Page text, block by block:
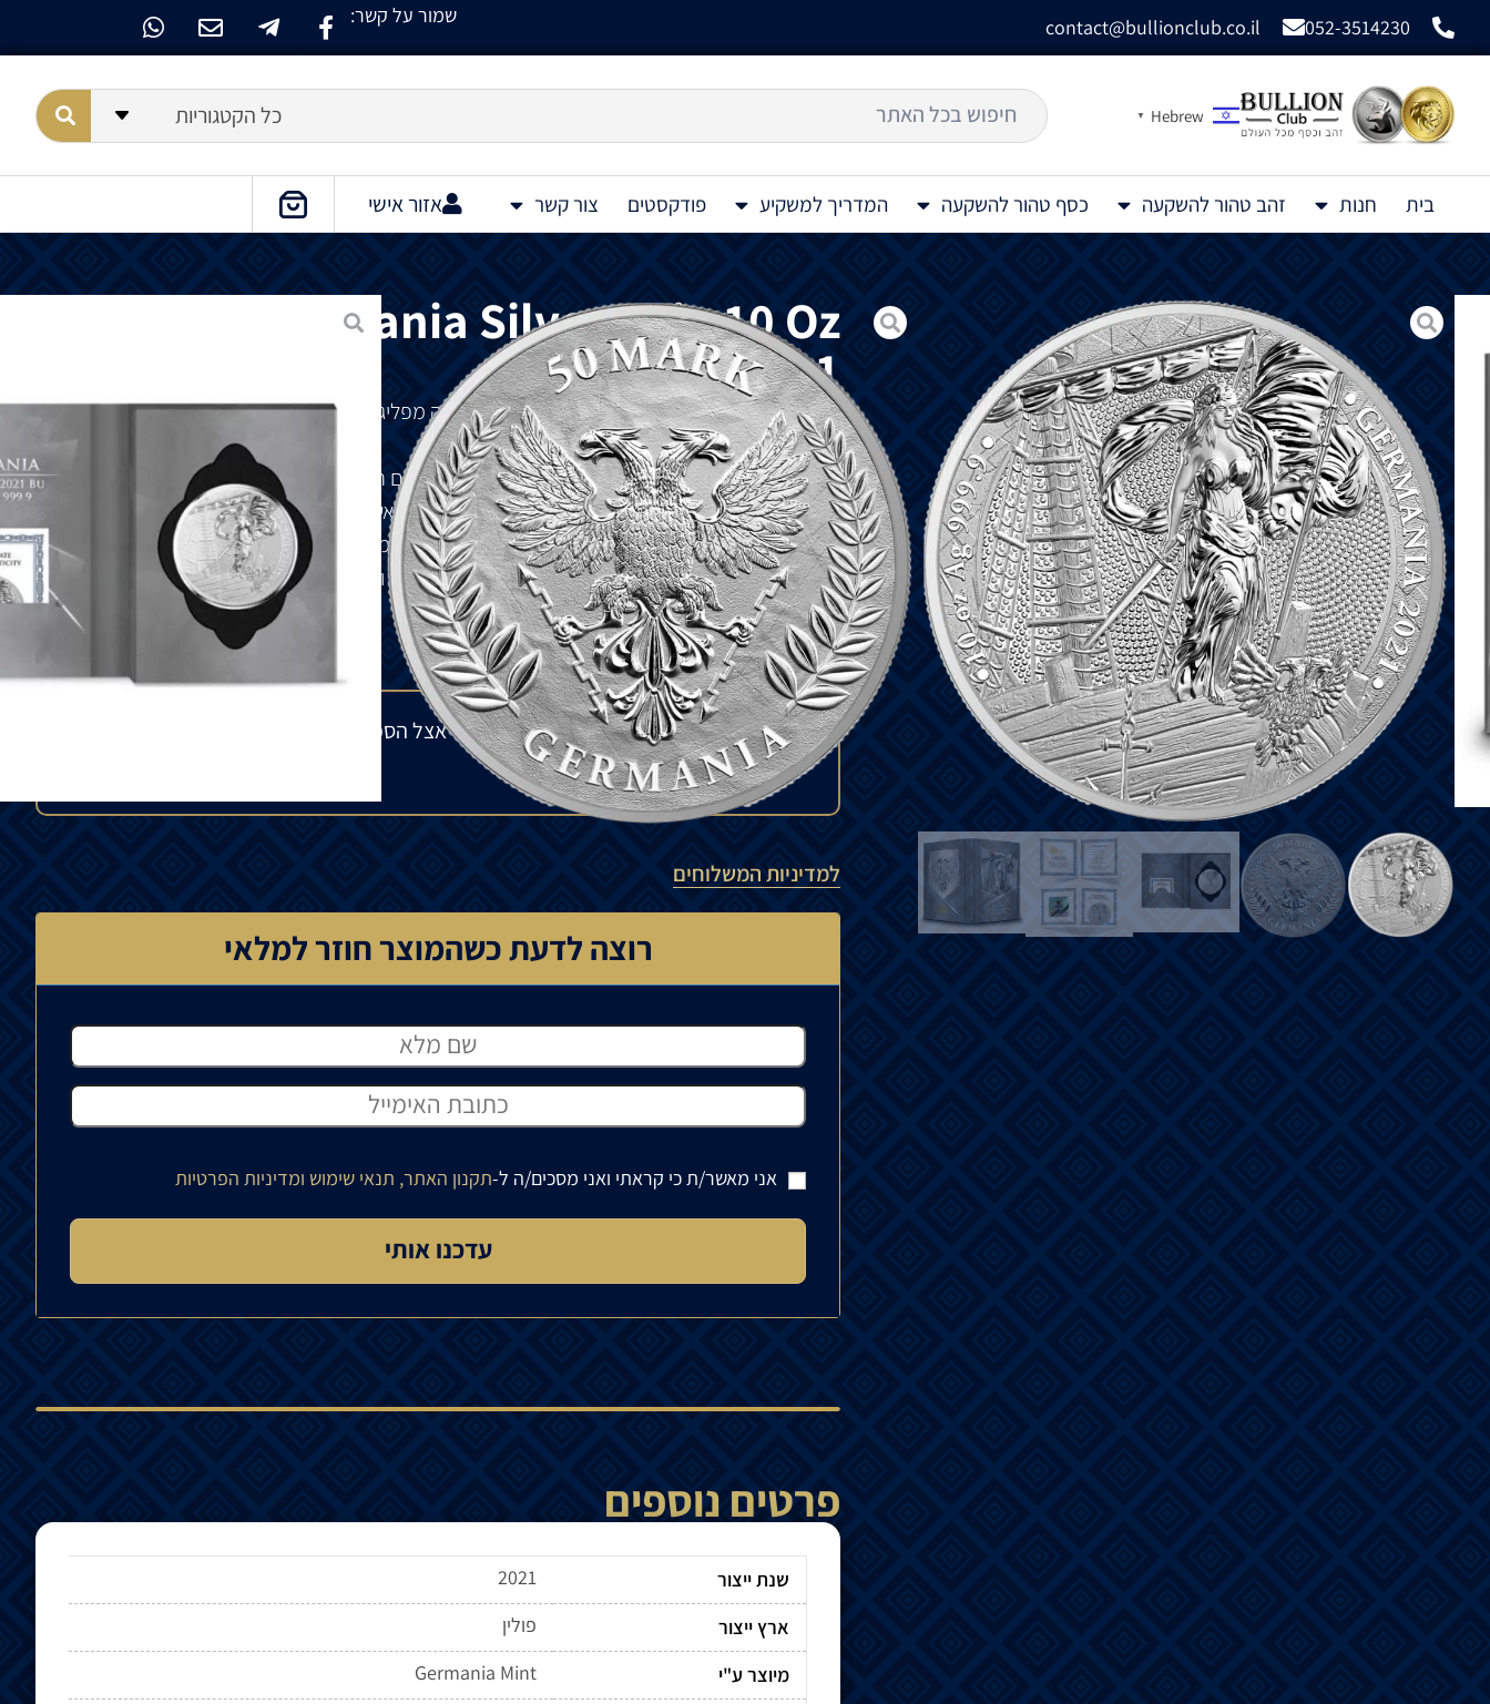
052-3514230
contact@bullionclub.co.il שמור על קשר:
Hebrew
▼ כל הקטגוריות
בית חנות זהב טהור להשקעה כסף טהור להשקעה המדריך למשקיע פודקסטים צור קשר אזור אישי
Lady Germania Silver Coin 10 Oz
2021
מטבע כסף Lady Germania 10 Oz 2021 – הגיבורה מפליגה לפתיחת עידן חדש בהיסטוריה של מטבעת
גרמניה.
חזית המטבע מציג את ליידי גרמניה על חרטום הספינה הם החרב בידה, מובילה את אנשיה למסע.
גב המטבע מציג את סמל המנטה של ​​גרמניה עם נשר דו-ראשי המחזיק ברקים, מוקף בענפי זית. הנשר
הוא סמל מהמיתולוגיה הגרמנית, המזוהה עם יאנוס – האל מכל המקורות, שומר השערים והגשרים, פטרון
הבריתות. ראשי הנשר הפונים אל ההפך מסמלים את העבר והעתיד.
5,750
₪ להזמנה מיוחדת
המחיר עשוי להשתנות בהתאם לזמינות המלאי אצל הספק בחו"ל ולתנודות בשוק העולמי. הפער
יכול לנוע בין 15% ל-35%.
למדיניות המשלוחים
רוצה לדעת כשהמוצר חוזר למלאי
אני מאשר/ת כי קראתי ואני מסכים/ה ל-תקנון האתר, תנאי שימוש ומדיניות הפרטיות
פרטים נוספים
שנת ייצור
2021
ארץ ייצור
פולין
מיוצר ע"י
Germania Mint